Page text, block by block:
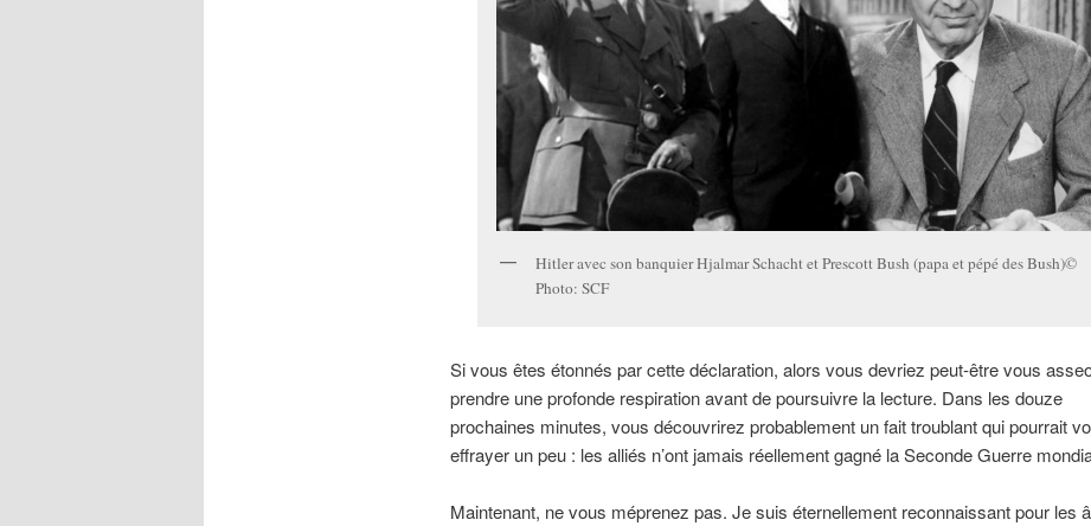
Hitler avec son banquier Hjalmar Schacht et Prescott Bush (papa et pépé des Bush)©
Photo: SCF
Si vous êtes étonnés par cette déclaration, alors vous devriez peut-être vous
prendre une profonde respiration avant de poursuivre la lecture. Dans les douze
prochaines minutes, vous découvrirez probablement un fait troublant qui pourrait
effrayer un peu : les alliés n’ont jamais réellement gagné la Seconde Guerre
Maintenant, ne vous méprenez pas. Je suis éternellement reconnaissant pour les